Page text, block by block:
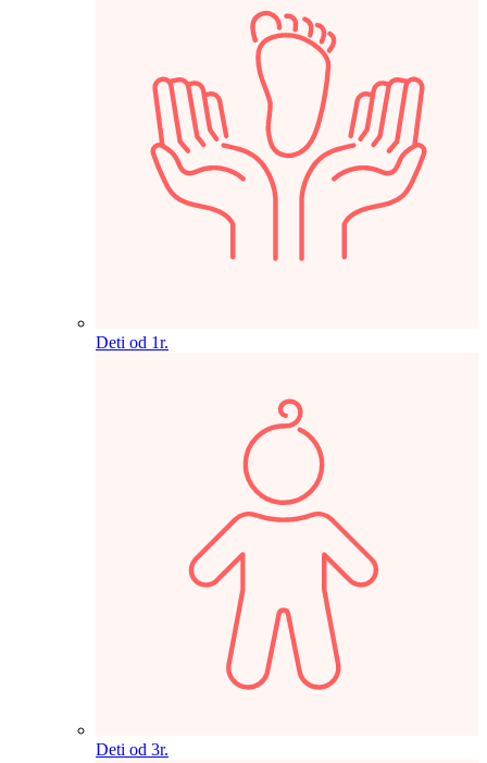
Deti od 1r.
Deti od 3r.